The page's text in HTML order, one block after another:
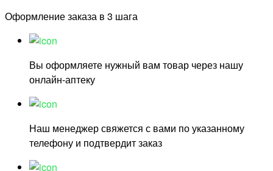
Оформление заказа в 3 шага
Вы оформляете нужный вам товар через нашу
онлайн-аптеку
Наш менеджер свяжется с вами по указанному
телефону и подтвердит заказ